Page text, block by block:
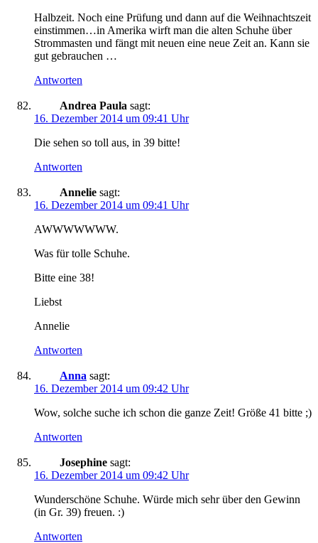
Halbzeit. Noch eine Prüfung und dann auf die Weihnachtszeit
einstimmen…in Amerika wirft man die alten Schuhe über
Strommasten und fängt mit neuen eine neue Zeit an. Kann sie
gut gebrauchen …
Antworten
Andrea Paula sagt:
16. Dezember 2014 um 09:41 Uhr
Die sehen so toll aus, in 39 bitte!
Antworten
Annelie sagt:
16. Dezember 2014 um 09:41 Uhr
AWWWWWWW.
Was für tolle Schuhe.
Bitte eine 38!
Liebst
Annelie
Antworten
Anna sagt:
16. Dezember 2014 um 09:42 Uhr
Wow, solche suche ich schon die ganze Zeit! Größe 41 bitte ;)
Antworten
Josephine sagt:
16. Dezember 2014 um 09:42 Uhr
Wunderschöne Schuhe. Würde mich sehr über den Gewinn
(in Gr. 39) freuen. :)
Antworten